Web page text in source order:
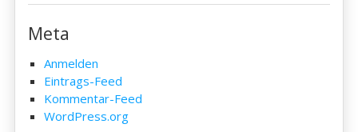
Meta
Anmelden
Eintrags-Feed
Kommentar-Feed
WordPress.org